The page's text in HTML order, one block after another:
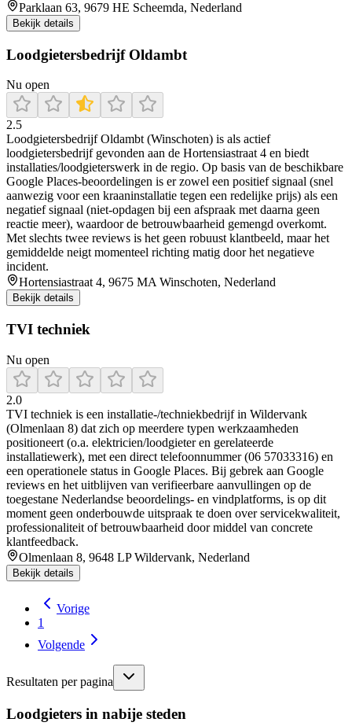
Parklaan 63, 9679 HE Scheemda, Nederland
Bekijk details
Loodgietersbedrijf Oldambt
Nu open
2.5
Loodgietersbedrijf Oldambt (Winschoten) is als actief
loodgietersbedrijf gevonden aan de Hortensiastraat 4 en biedt
installaties/loodgieterswerk in de regio. Op basis van de beschikbare
Google Places-beoordelingen is er zowel een positief signaal (snel
aanwezig voor een kraaninstallatie tegen een redelijke prijs) als een
negatief signaal (niet-opdagen bij een afspraak met daarna geen
reactie meer), waardoor de betrouwbaarheid gemengd overkomt.
Met slechts twee reviews is het geen robuust klantbeeld, maar het
gemiddelde neigt momenteel richting matig door het negatieve
incident.
Hortensiastraat 4, 9675 MA Winschoten, Nederland
Bekijk details
TVI techniek
Nu open
2.0
TVI techniek is een installatie-/techniekbedrijf in Wildervank
(Olmenlaan 8) dat zich op meerdere typen werkzaamheden
positioneert (o.a. elektricien/loodgieter en gerelateerde
installatiewerk), met een direct telefoonnummer (06 57033316) en
een operationele status in Google Places. Bij gebrek aan Google
reviews en het uitblijven van verifieerbare aanvullingen op de
toegestane Nederlandse beoordelings- en vindplatforms, is op dit
moment geen onderbouwde uitspraak te doen over servicekwaliteit,
professionaliteit of betrouwbaarheid door middel van concrete
klantfeedback.
Olmenlaan 8, 9648 LP Wildervank, Nederland
Bekijk details
Vorige
1
Volgende
Resultaten per pagina
Loodgieters in nabije steden